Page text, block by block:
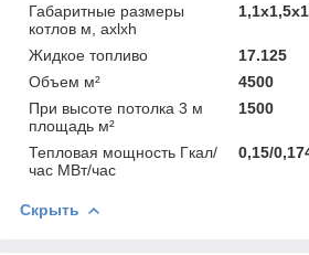
Габаритные размеры
котлов м, ахlxh
Жидкое топливо
17.125
Объем м²
4500
При высоте потолка 3 м
площадь м²
1500
Тепловая мощность Гкал/
час МВт/час
0,15/
Скрыть